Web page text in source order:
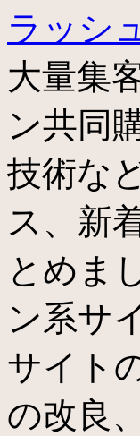
ラッシ
大量集
ン共同
技術な
ス、新
とめま
ン系サ
サイト
の改良